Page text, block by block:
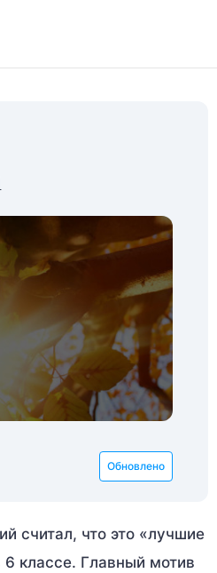
Обновлено
считал, что это «лучшие
классе. Главный мотив